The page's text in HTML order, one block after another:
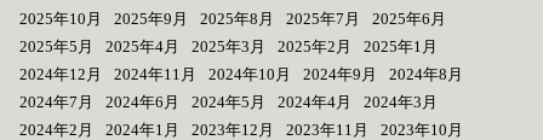
2025年10月
2025年9月 2025年8月 2025年7月
2025年6月
2025年5月
2025年4月 2025年3月 2025年2月
2025年1月
2024年12月
2024年11月 2024年10月 2024年9月
2024年8月
2024年7月
2024年6月 2024年5月 2024年4月
2024年3月
2024年2月
2024年1月 2023年12月 2023年11月
2023年10月